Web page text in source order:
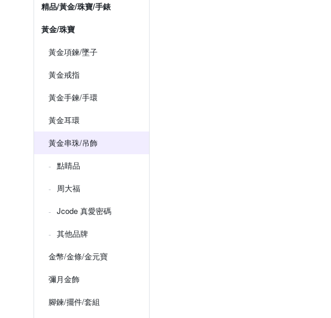
精品/黃金/珠寶/手錶
黃金/珠寶
黃金項鍊/墜子
黃金戒指
黃金手鍊/手環
黃金耳環
黃金串珠/吊飾
點睛品
周大福
Jcode 真愛密碼
其他品牌
金幣/金條/金元寶
彌月金飾
腳鍊/擺件/套組